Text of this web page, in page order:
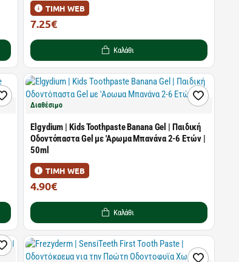
ΤΙΜΗ WEB
7.25€
Καλάθι
Διαθέσιμο
Elgydium | Kids Toothpaste Banana Gel | Παιδική
Οδοντόπαστα Gel με 'Αρωμα Μπανάνα 2-6 Ετών |
50ml
ΤΙΜΗ WEB
4.90€
Καλάθι